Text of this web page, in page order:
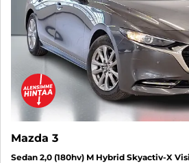
Mazda 3
Sedan 2,0 (180hv) M Hybrid Skyactiv-X